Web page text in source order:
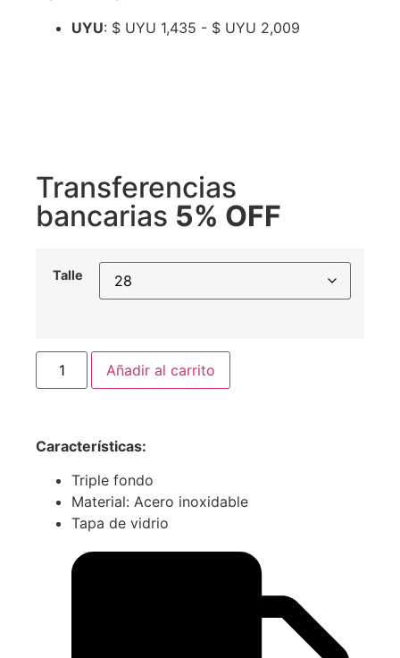
UYU: $ UYU 1,435 - $ UYU 2,009
Transferencias
bancarias 5% OFF
Talle
Añadir al carrito
Características:
Triple fondo
Material: Acero inoxidable
Tapa de vidrio